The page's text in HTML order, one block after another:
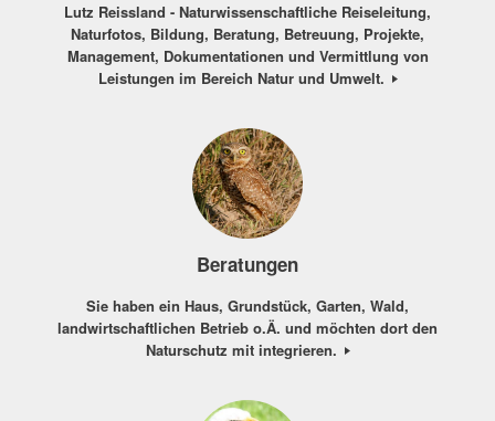
Lutz Reissland - Naturwissenschaftliche Reiseleitung,
Naturfotos, Bildung, Beratung, Betreuung, Projekte,
Management, Dokumentationen und Vermittlung von
Leistungen im Bereich Natur und Umwelt.
Beratungen
Sie haben ein Haus, Grundstück, Garten, Wald,
landwirtschaftlichen Betrieb o.Ä. und möchten dort den
Naturschutz mit integrieren.